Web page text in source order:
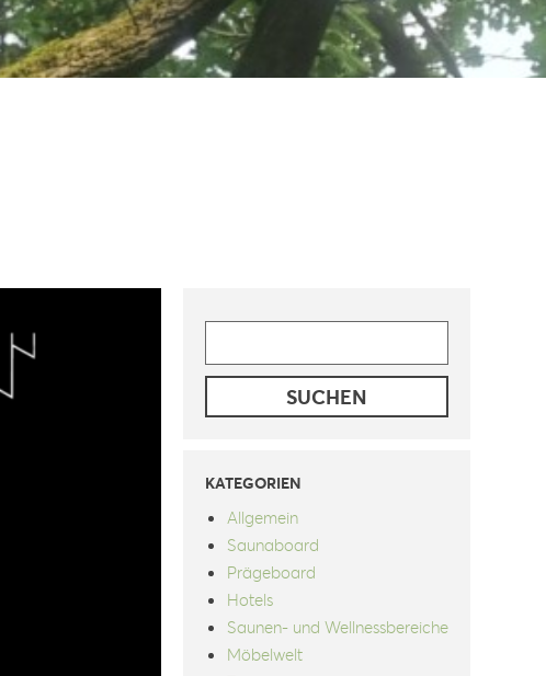
SUCHE
NACH:
KATEGORIEN
Allgemein
Saunaboard
Prägeboard
Hotels
Saunen- und Wellnessbereiche
Möbelwelt